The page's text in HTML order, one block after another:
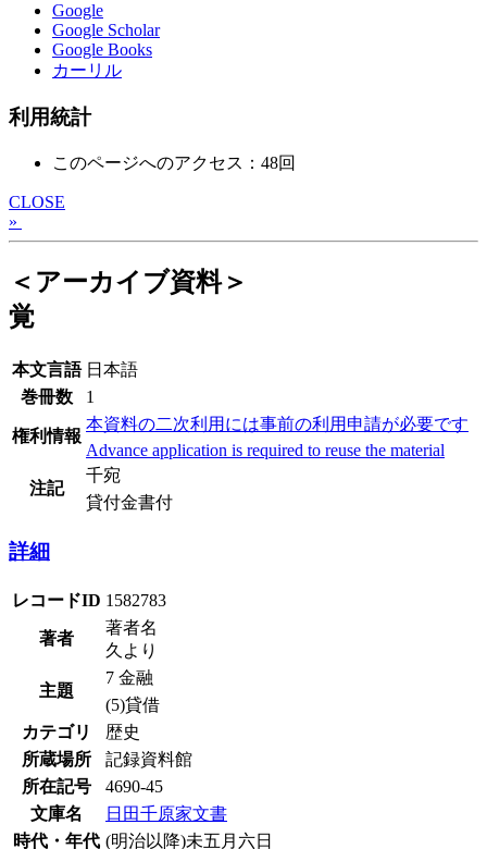
Google
Google Scholar
Google Books
カーリル
利用統計
このページへのアクセス：48回
CLOSE
»
＜アーカイブ資料＞
覚
本文言語 日本語
巻冊数
1
権利情報
本資料の二次利用には事前の利用申請が必要です
Advance application is required to reuse the material
注記
千宛
貸付金書付
詳細
レコードID 1582783
著者
著者名
久より
主題
7 金融
(5)貸借
カテゴリ
歴史
所蔵場所
記録資料館
所在記号
4690-45
文庫名
日田千原家文書
時代・年代 (明治以降)未五月六日